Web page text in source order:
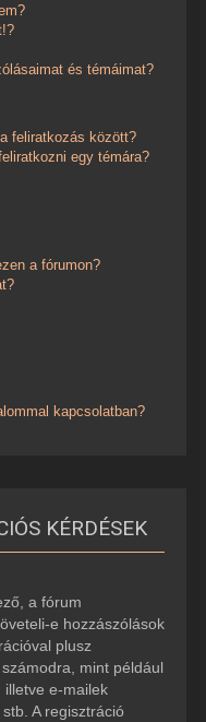
és témáimat?
feliratkozás között?
egy témára?
a fórumon?
kapcsolatban?
KÉRDÉSEK
a fórum
e hozzászólások
plusz
mint például
e-mailek
A regisztráció